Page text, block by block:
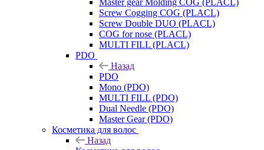
Master gear Molding COG (PLACL)
Screw Cogging COG (PLACL)
Screw Double DUO (PLACL)
COG for nose (PLACL)
MULTI FILL (PLACL)
PDO
Назад
PDO
Mono (PDO)
MULTI FILL (PDO)
Dual Needle (PDO)
Master Gear (PDO)
Косметика для волос
Назад